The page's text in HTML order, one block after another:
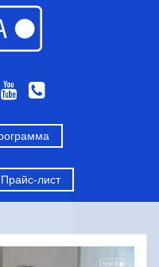
Прайс-лист